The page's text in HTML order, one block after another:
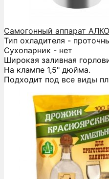
Самогонный аппарат
Тип охладителя -
Сухопарник - нет
Широкая заливная
На клампе 1,5" дюйма.
Подходит под все виды